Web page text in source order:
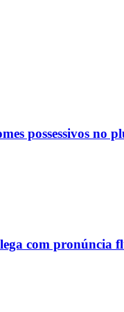
possessivos no
com pronúncia